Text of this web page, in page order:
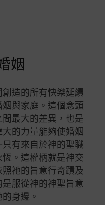
姻
造的所有快樂延續
與家庭。這個念頭
最大的差異，也是
的力量能夠使婚姻
有來自於神的聖職
。這權柄就是神交
祂的旨意行奇蹟及
服從神的神聖旨意
身邊。